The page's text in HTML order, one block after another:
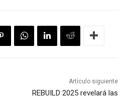
Artículo siguiente
REBUILD 2025 revelará las